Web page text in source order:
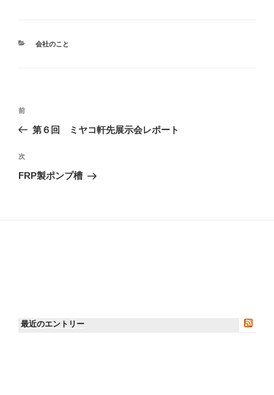
カ
会社のこと
投
ビ
ゲ
過
去
投
稿
前
第６回 ミヤコ軒先展示会レポート
次
の
次
FRP製ポンプ槽
最近のエントリー